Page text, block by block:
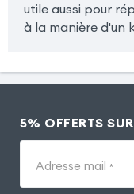
utile aussi pour
à la manière d'un
5% OFFERTS
Adresse mail *